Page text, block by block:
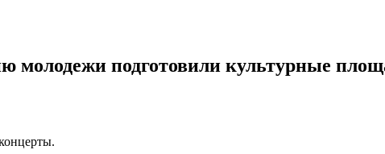
подготовили культурные